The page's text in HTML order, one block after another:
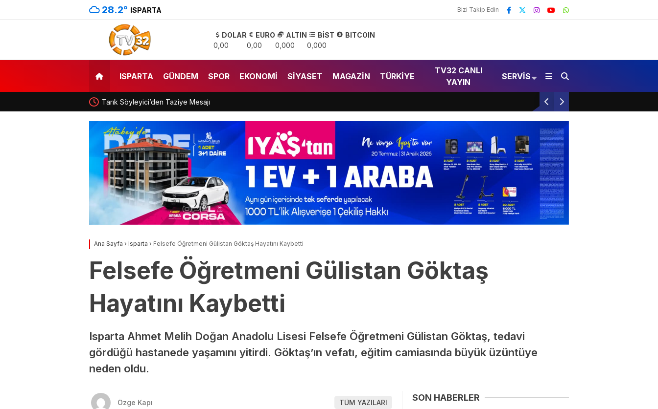
28.2° ISPARTA Bizi Takip Edin
DOLAR
0,00
EURO
0,00
ALTIN
0,000
BİST
0,000
BITCOIN
ISPARTA GÜNDEM SPOR EKONOMI SIYASET MAGAZIN TÜRKIYE
TV32 CANLI
YAYIN
SERVIS
Tarık Söyleyici’den Taziye Mesajı MHP Kongresi Isparta’da Gerçekleşti
Ana Sayfa › Isparta › Felsefe Öğretmeni Gülistan Göktaş Hayatını Kaybetti
Felsefe Öğretmeni Gülistan Göktaş
Hayatını Kaybetti
Isparta Ahmet Melih Doğan Anadolu Lisesi Felsefe Öğretmeni Gülistan Göktaş, tedavi
gördüğü hastanede yaşamını yitirdi. Göktaş’ın vefatı, eğitim camiasında büyük üzüntüye
neden oldu.
Özge Kapı TÜM YAZILARI SON HABERLER